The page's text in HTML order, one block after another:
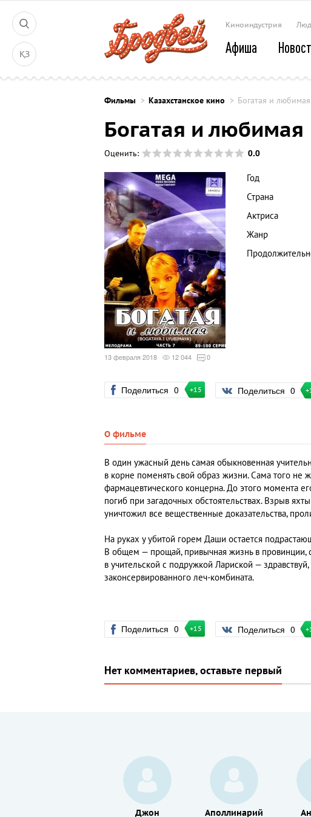
ҚЗ
Киноиндустрия
Афиша
Фильмы Казахстанское кино Богатая и любимая
Богатая и любимая
Оценить: 0.0
13 февраля 2018 12 044 0
Год
Страна
Актриса
Жанр
Поделиться 0 +15 Поделиться 0
О фильме
В один ужасный день самая обыкновенная
в корне поменять свой образ жизни. Сама того не
фармацевтического концерна. До этого момента
погиб при загадочных обстоятельствах. Взрыв
уничтожил все вещественные доказательства,
На руках у убитой горем Даши остается
В общем — прощай, привычная жизнь в провинции,
в учительской с подружкой Лариской —
законсервированного леч-комбината.
Поделиться 0 +15 Поделиться 0
Нет комментариев, оставьте первый
Джон Аполлинарий